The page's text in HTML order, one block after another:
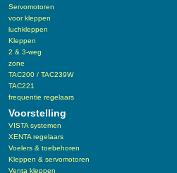
Servomotoren
voor kleppen
luchkleppen
Kleppen
2 & 3-weg
zone
TAC200 / TAC239W
TAC221
frequentie regelaars
Voorstelling
VISTA systemen
XENTA regelaars
Voelers & toebehoren
Kleppen & servomotoren
Venta kleppen